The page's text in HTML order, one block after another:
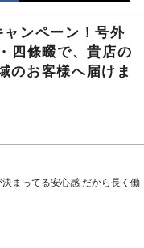
ャンペーン！号外
四條畷で、貴店の
のお客様へ届けま
まってる安心感 だから長く働